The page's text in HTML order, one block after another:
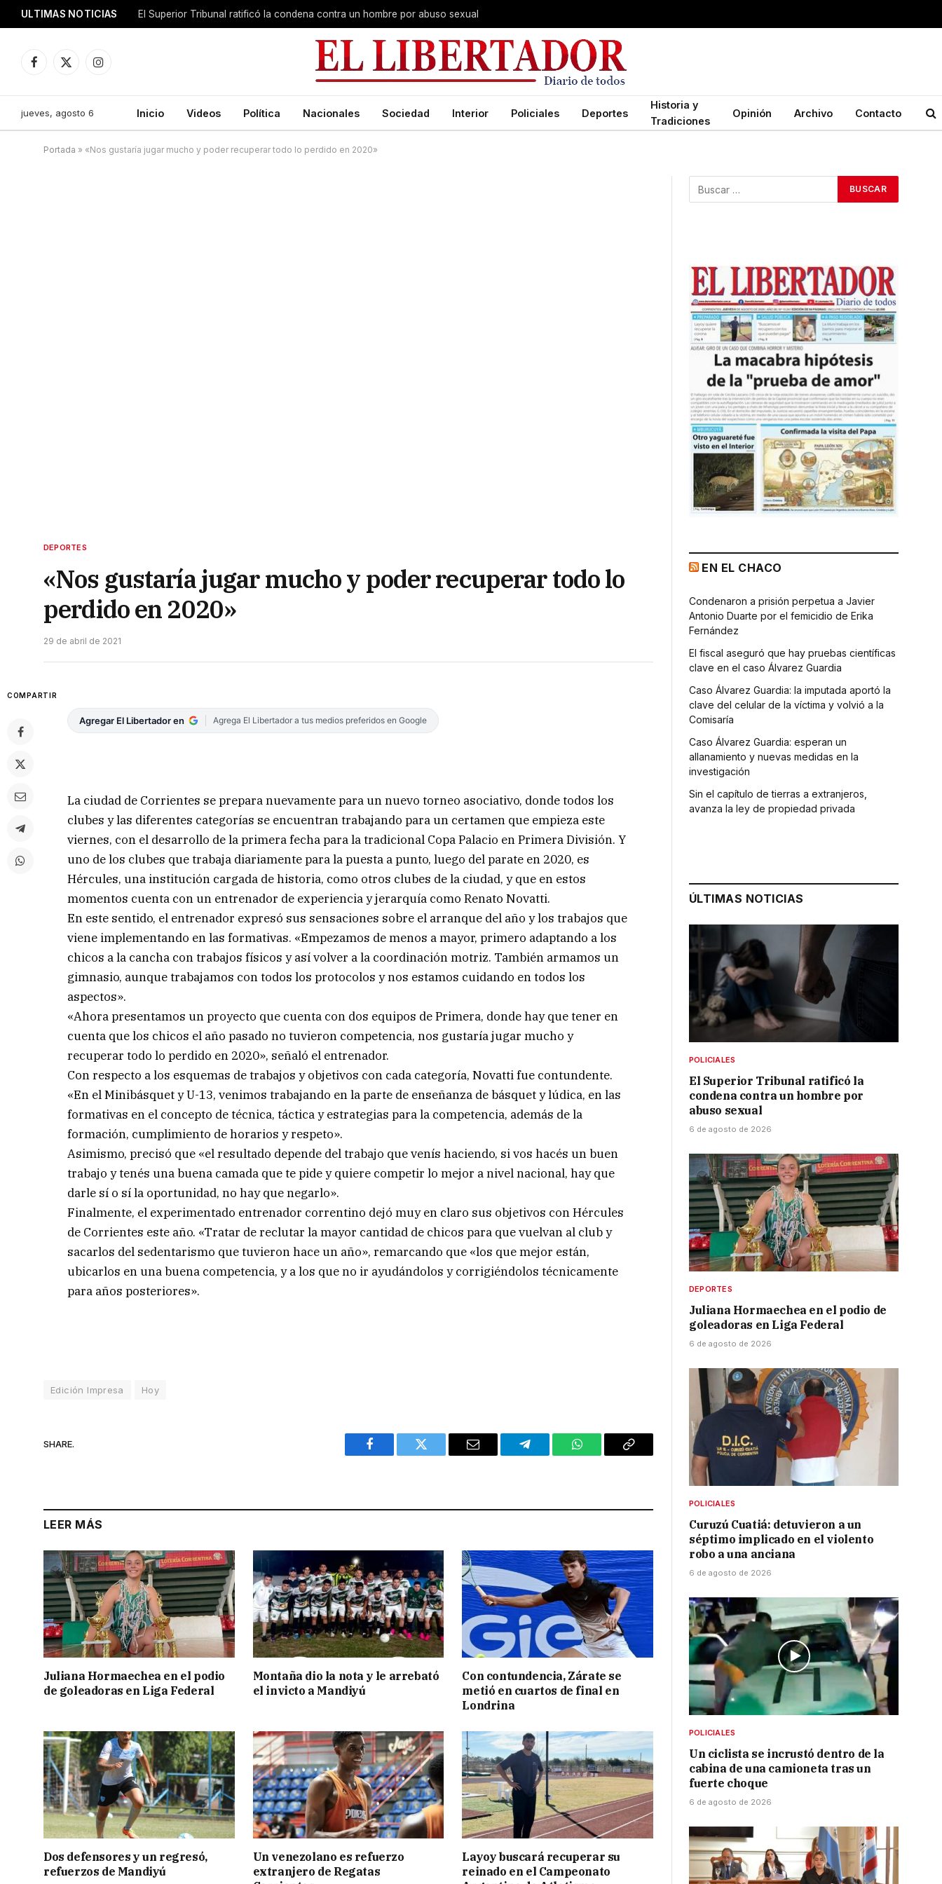
ULTIMAS NOTICIAS El Superior Tribunal ratificó la condena contra un hombre por abuso sexual
Facebook
X
Instagram
jueves, agosto 6 Inicio Videos Política Nacionales Sociedad Interior Policiales Deportes
Historia y
Tradiciones
Opinión Archivo Contacto
Portada » «Nos gustaría jugar mucho y poder recuperar todo lo perdido en 2020»
DEPORTES
«Nos gustaría jugar mucho y poder recuperar todo lo
perdido en 2020»
29 de abril de 2021
COMPARTIR
Agregar El Libertador en Agrega El Libertador a tus medios preferidos en Google
La ciudad de Corrientes se prepara nuevamente para un nuevo torneo asociativo, donde todos los
clubes y las diferentes categorías se encuentran trabajando para un certamen que empieza este
viernes, con el desarrollo de la primera fecha para la tradicional Copa Palacio en Primera División. Y
uno de los clubes que trabaja diariamente para la puesta a punto, luego del parate en 2020, es
Hércules, una institución cargada de historia, como otros clubes de la ciudad, y que en estos
momentos cuenta con un entrenador de experiencia y jerarquía como Renato Novatti.
En este sentido, el entrenador expresó sus sensaciones sobre el arranque del año y los trabajos que
viene implementando en las formativas. «Empezamos de menos a mayor, primero adaptando a los
chicos a la cancha con trabajos físicos y así volver a la coordinación motriz. También armamos un
gimnasio, aunque trabajamos con todos los protocolos y nos estamos cuidando en todos los
aspectos».
«Ahora presentamos un proyecto que cuenta con dos equipos de Primera, donde hay que tener en
cuenta que los chicos el año pasado no tuvieron competencia, nos gustaría jugar mucho y
recuperar todo lo perdido en 2020», señaló el entrenador.
Con respecto a los esquemas de trabajos y objetivos con cada categoría, Novatti fue contundente.
«En el Minibásquet y U-13, venimos trabajando en la parte de enseñanza de básquet y lúdica, en las
formativas en el concepto de técnica, táctica y estrategias para la competencia, además de la
formación, cumplimiento de horarios y respeto».
Asimismo, precisó que «el resultado depende del trabajo que venís haciendo, si vos hacés un buen
trabajo y tenés una buena camada que te pide y quiere competir lo mejor a nivel nacional, hay que
darle sí o sí la oportunidad, no hay que negarlo».
Finalmente, el experimentado entrenador correntino dejó muy en claro sus objetivos con Hércules
de Corrientes este año. «Tratar de reclutar la mayor cantidad de chicos para que vuelvan al club y
sacarlos del sedentarismo que tuvieron hace un año», remarcando que «los que mejor están,
ubicarlos en una buena competencia, y a los que no ir ayudándolos y corrigiéndolos técnicamente
para años posteriores».
Edición Impresa Hoy
SHARE.
Facebook Twitter Email Telegram WhatsAppCopy
LEER MÁS
Juliana Hormaechea en el podio
de goleadoras en Liga Federal
Montaña dio la nota y le arrebató
el invicto a Mandiyú
Con contundencia, Zárate se
metió en cuartos de final en
Londrina
Dos defensores y un regresó,
refuerzos de Mandiyú
Un venezolano es refuerzo
extranjero de Regatas
Layoy buscará recuperar su
reinado en el Campeonato
EN EL CHACO
Condenaron a prisión perpetua a Javier
Antonio Duarte por el femicidio de Erika
Fernández
El fiscal aseguró que hay pruebas científicas
clave en el caso Álvarez Guardia
Caso Álvarez Guardia: la imputada aportó la
clave del celular de la víctima y volvió a la
Comisaría
Caso Álvarez Guardia: esperan un
allanamiento y nuevas medidas en la
investigación
Sin el capítulo de tierras a extranjeros,
avanza la ley de propiedad privada
ÚLTIMAS NOTICIAS
POLICIALES
El Superior Tribunal ratificó la
condena contra un hombre por
abuso sexual
6 de agosto de 2026
DEPORTES
Juliana Hormaechea en el podio de
goleadoras en Liga Federal
6 de agosto de 2026
POLICIALES
Curuzú Cuatiá: detuvieron a un
séptimo implicado en el violento
robo a una anciana
6 de agosto de 2026
POLICIALES
Un ciclista se incrustó dentro de la
cabina de una camioneta tras un
fuerte choque
6 de agosto de 2026